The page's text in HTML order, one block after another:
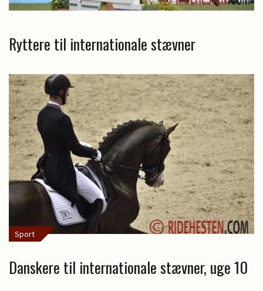
Ryttere til internationale stævner
Sport
Danskere til internationale stævner, uge 10